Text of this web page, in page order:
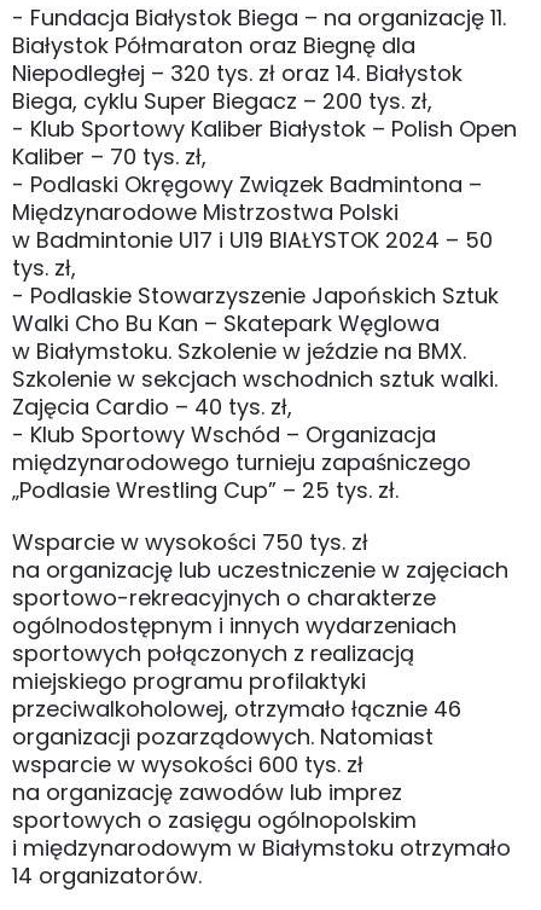
- Fundacja Białystok Biega – na organizację 11.
Białystok Półmaraton oraz Biegnę dla
Niepodległej – 320 tys. zł oraz 14. Białystok
Biega, cyklu Super Biegacz – 200 tys. zł,
- Klub Sportowy Kaliber Białystok – Polish Open
Kaliber – 70 tys. zł,
- Podlaski Okręgowy Związek Badmintona –
Międzynarodowe Mistrzostwa Polski
w Badmintonie U17 i U19 BIAŁYSTOK 2024 – 50
tys. zł,
- Podlaskie Stowarzyszenie Japońskich Sztuk
Walki Cho Bu Kan – Skatepark Węglowa
w Białymstoku. Szkolenie w jeździe na BMX.
Szkolenie w sekcjach wschodnich sztuk walki.
Zajęcia Cardio – 40 tys. zł,
- Klub Sportowy Wschód – Organizacja
międzynarodowego turnieju zapaśniczego
„Podlasie Wrestling Cup” – 25 tys. zł.
Wsparcie w wysokości 750 tys. zł
na organizację lub uczestniczenie w zajęciach
sportowo-rekreacyjnych o charakterze
ogólnodostępnym i innych wydarzeniach
sportowych połączonych z realizacją
miejskiego programu profilaktyki
przeciwalkoholowej, otrzymało łącznie 46
organizacji pozarządowych. Natomiast
wsparcie w wysokości 600 tys. zł
na organizację zawodów lub imprez
sportowych o zasięgu ogólnopolskim
i międzynarodowym w Białymstoku otrzymało
14 organizatorów.